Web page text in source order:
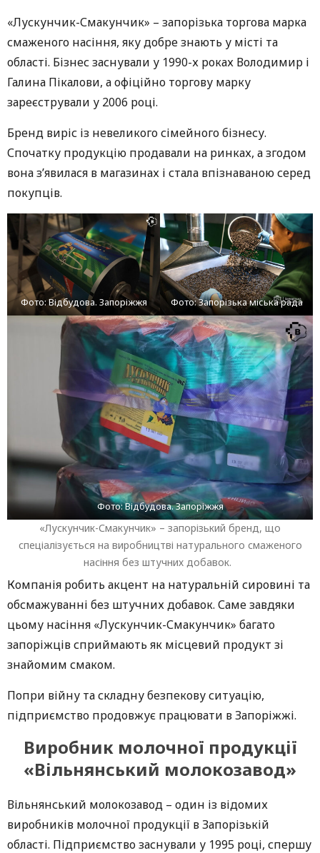
«Лускунчик-Смакунчик» – запорізька торгова марка
смаженого насіння, яку добре знають у місті та
області. Бізнес заснували у 1990-х роках Володимир і
Галина Пікалови, а офіційно торгову марку
зареєстрували у 2006 році.
Бренд виріс із невеликого сімейного бізнесу.
Спочатку продукцію продавали на ринках, а згодом
вона з’явилася в магазинах і стала впізнаваною серед
покупців.
Фото: Відбудова. Запоріжжя Фото: Запорізька міська рада
Фото: Відбудова. Запоріжжя
«Лускунчик-Смакунчик» – запорізький бренд, що
спеціалізується на виробництві натурального смаженого
насіння без штучних добавок.
Компанія робить акцент на натуральній сировині та
обсмажуванні без штучних добавок. Саме завдяки
цьому насіння «Лускунчик-Смакунчик» багато
запоріжців сприймають як місцевий продукт зі
знайомим смаком.
Попри війну та складну безпекову ситуацію,
підприємство продовжує працювати в Запоріжжі.
Виробник молочної продукції
«Вільнянський молокозавод»
Вільнянський молокозавод – один із відомих
виробників молочної продукції в Запорізькій
області. Підприємство заснували у 1995 році, спершу